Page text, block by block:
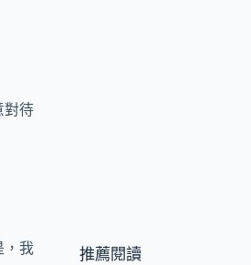
對待
，我
推薦閱讀